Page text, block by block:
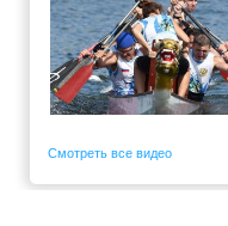
Смотреть все видео